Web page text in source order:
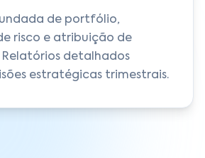
de portfólio,
risco e atribuição de
Relatórios detalhados
estratégicas trimestrais.